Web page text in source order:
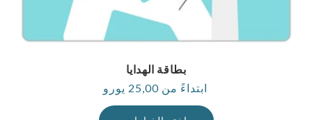
بطاقة الهدايا
السعر
العادي
ابتداءً من 25,00 يورو